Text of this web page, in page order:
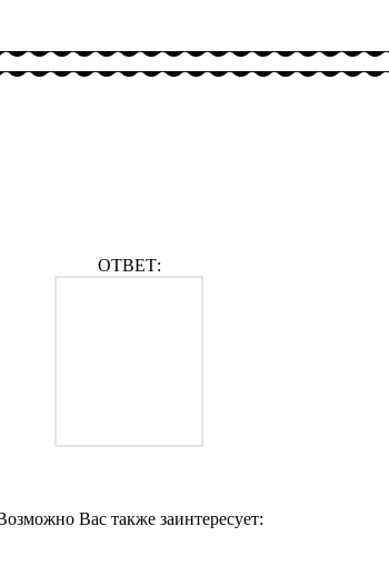
ОТВЕТ:
Вас также заинтересует: